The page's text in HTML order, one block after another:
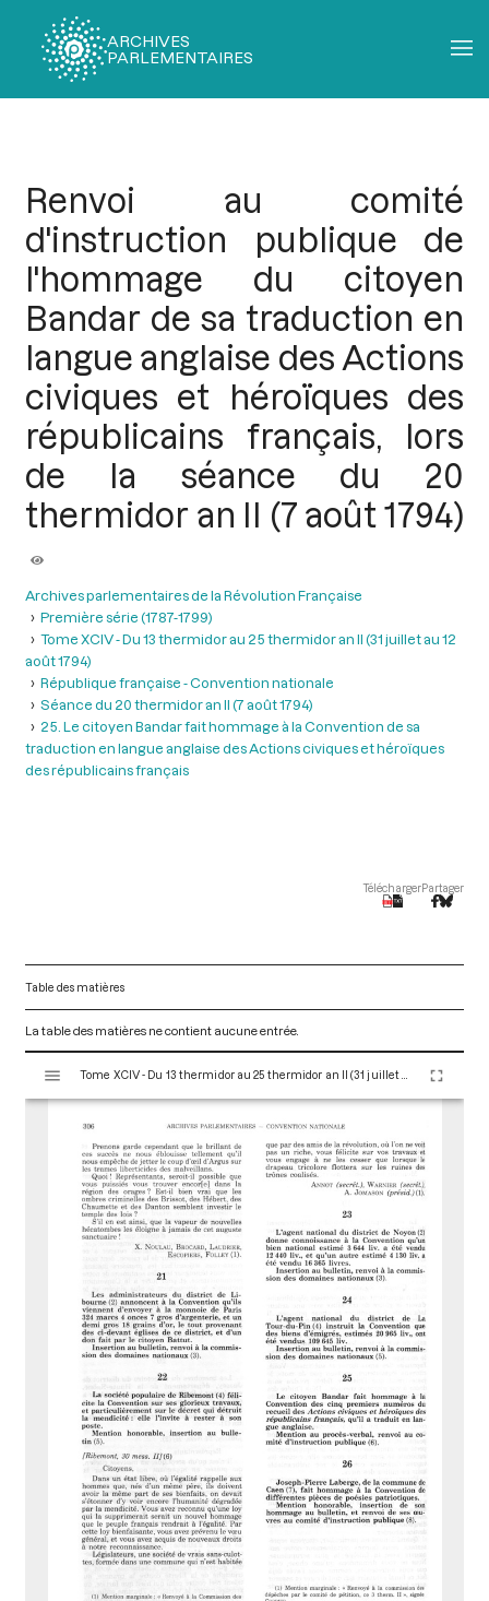
ARCHIVES
PARLEMENTAIRES
Renvoi au comité
d'instruction publique de
l'hommage du citoyen
Bandar de sa traduction en
langue anglaise des Actions
civiques et héroïques des
républicains français, lors
de la séance du 20
thermidor an II (7 août 1794)
Archives parlementaires de la Révolution Française
Première série (1787-1799)
Tome XCIV - Du 13 thermidor au 25 thermidor an II (31 juillet au 12
août 1794)
République française - Convention nationale
Séance du 20 thermidor an II (7 août 1794)
25. Le citoyen Bandar fait hommage à la Convention de sa
traduction en langue anglaise des Actions civiques et héroïques
des républicains français
TéléchargerPartager
Table des matières
La table des matières ne contient aucune entrée.
s